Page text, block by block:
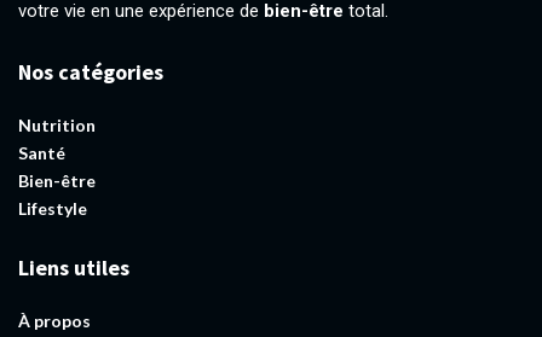
votre vie en une expérience de bien-être total.
Nos catégories
Nutrition
Santé
Bien-être
Lifestyle
Liens utiles
À propos